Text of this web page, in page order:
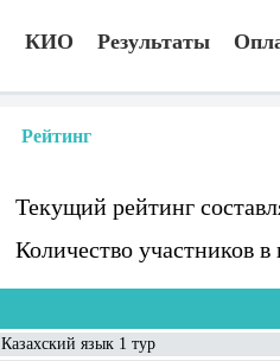
КИО Результаты
Рейтинг
Текущий рейтинг
Количество участников
Казахский язык 1 тур